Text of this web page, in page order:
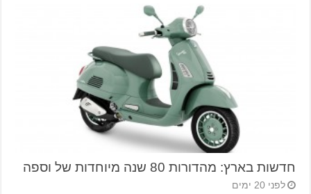
חדשות בארץ: מהדורות 80 שנה מיוחדות של וספה
לפני 20 ימים